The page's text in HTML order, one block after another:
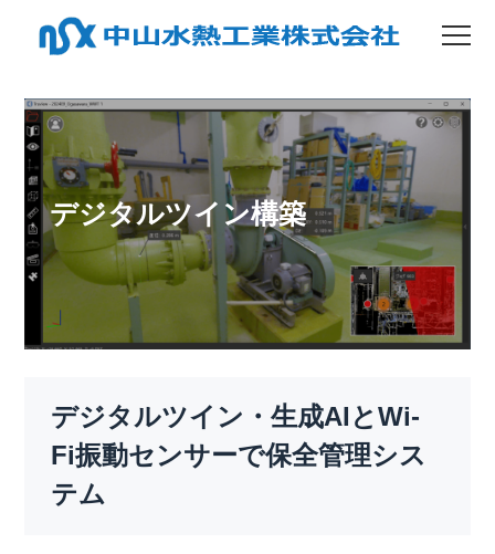
デジタルツイン構築
デジタルツイン・生成AIとWi-
Fi振動センサーで保全管理シス
テム